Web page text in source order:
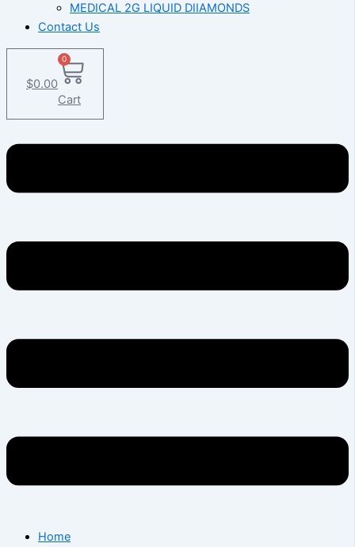
MEDICAL 2G LIQUID DIIAMONDS
Contact Us
$0.00
0
Cart
Home